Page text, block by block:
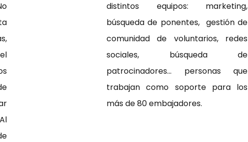
distintos equipos: marketing,
búsqueda de ponentes, gestión de
comunidad de voluntarios, redes
sociales, búsqueda de
patrocinadores... personas que
trabajan como soporte para los
más de 80 embajadores.